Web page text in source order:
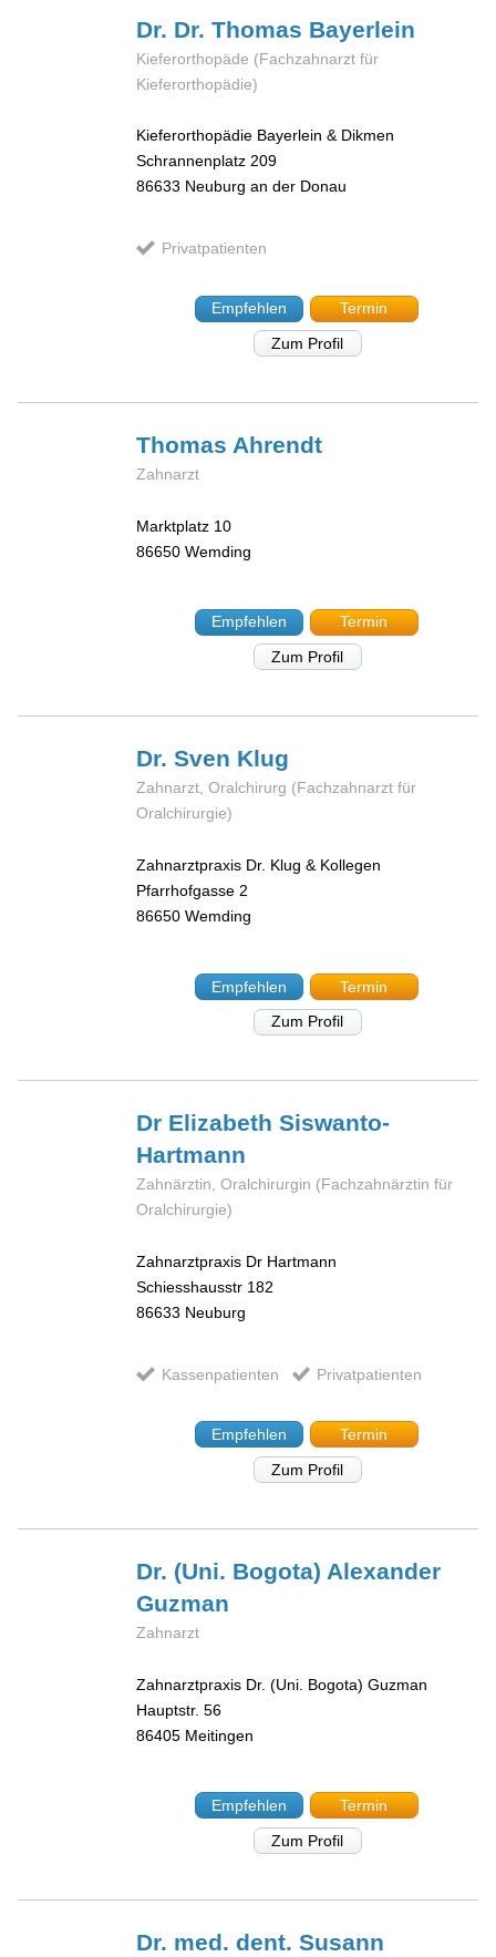
Dr. Dr. Thomas Bayerlein
Kieferorthopäde (Fachzahnarzt für
Kieferorthopädie)
Kieferorthopädie Bayerlein & Dikmen
Schrannenplatz 209
86633 Neuburg an der Donau
Privatpatienten
Empfehlen
Termin
Zum Profil
Thomas Ahrendt
Zahnarzt
Marktplatz 10
86650 Wemding
Empfehlen
Termin
Zum Profil
Dr. Sven Klug
Zahnarzt, Oralchirurg (Fachzahnarzt für
Oralchirurgie)
Zahnarztpraxis Dr. Klug & Kollegen
Pfarrhofgasse 2
86650 Wemding
Empfehlen
Termin
Zum Profil
Dr ElizabethSiswanto-
Hartmann
Zahnärztin, Oralchirurgin (Fachzahnärztin für
Oralchirurgie)
Zahnarztpraxis Dr Hartmann
Schiesshausstr 182
86633 Neuburg
Kassenpatienten Privatpatienten
Empfehlen
Termin
Zum Profil
Dr. (Uni. Bogota) Alexander
Guzman
Zahnarzt
Zahnarztpraxis Dr. (Uni. Bogota) Guzman
Hauptstr. 56
86405 Meitingen
Empfehlen
Termin
Zum Profil
Dr. med. dent. Susann